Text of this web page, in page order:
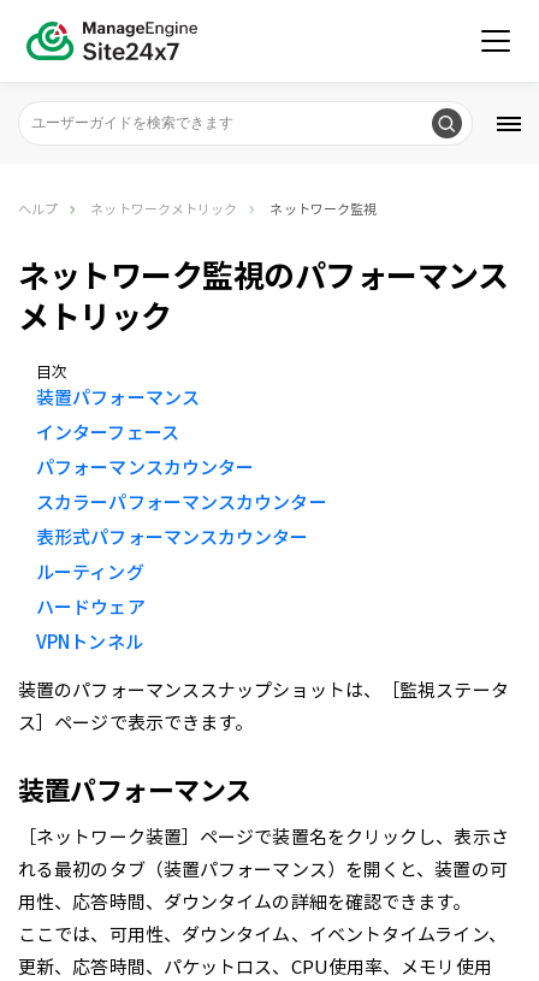
ヘルプ ネットワークメトリック ネットワーク監視
ネットワーク監視のパフォーマンス
メトリック
目次
装置パフォーマンス
インターフェース
パフォーマンスカウンター
スカラーパフォーマンスカウンター
表形式パフォーマンスカウンター
ルーティング
ハードウェア
VPNトンネル
装置のパフォーマンススナップショットは、［監視ステータ
ス］ページで表示できます。
装置パフォーマンス
［ネットワーク装置］ページで装置名をクリックし、表示さ
れる最初のタブ（装置パフォーマンス）を開くと、装置の可
用性、応答時間、ダウンタイムの詳細を確認できます。
ここでは、可用性、ダウンタイム、イベントタイムライン、
更新、応答時間、パケットロス、CPU使用率、メモリ使用